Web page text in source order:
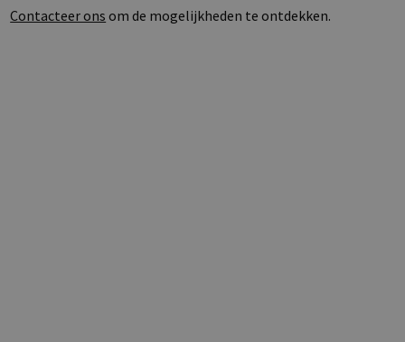
Contacteer ons om de mogelijkheden te ontdekken.